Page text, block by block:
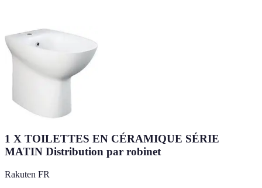
1 X TOILETTES EN CÉRAMIQUE SÉRIE
MATIN Distribution par robinet
Rakuten FR